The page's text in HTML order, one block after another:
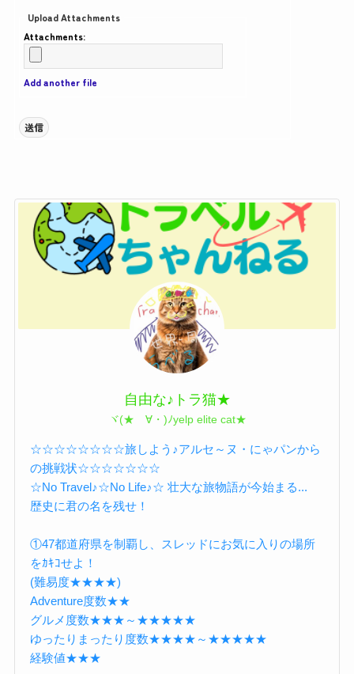
Upload Attachments
Attachments:
Add another file
送信
自由な♪トラ猫★
ヾ(★ゝ∀・)ﾉyelp elite cat★
☆☆☆☆☆☆☆☆旅しよう♪アルセ～ヌ・にゃパンから
の挑戦状☆☆☆☆☆☆☆
☆No Travel♪☆No Life♪☆ 壮大な旅物語が今始まる...
歴史に君の名を残せ！
①47都道府県を制覇し、スレッドにお気に入りの場所
をｶｷｺせよ！
(難易度★★★★)
Adventure度数★★
グルメ度数★★★～★★★★★
ゆったりまったり度数★★★★～★★★★★
経験値★★★